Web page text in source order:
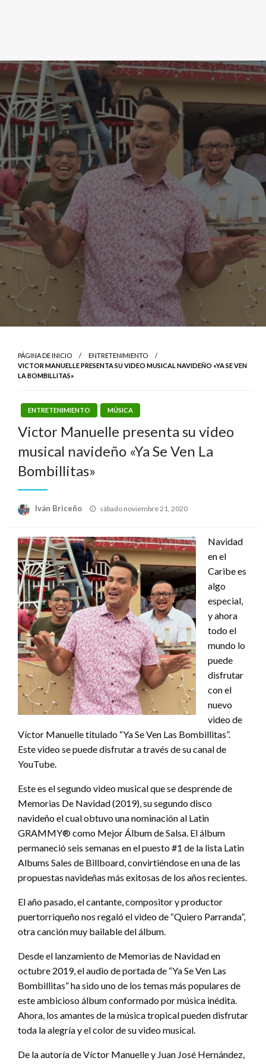
PÁGINA DE INICIO
ENTRETENIMIENTO
VICTOR MANUELLE PRESENTA SU VIDEO MUSICAL NAVIDEÑO «YA SE VEN
LA BOMBILLITAS»
ENTRETENIMIENTO MÚSICA
Victor Manuelle presenta su video
musical navideño «Ya Se Ven La
Bombillitas»
Iván Briceño
Publicado
sábado noviembre 21, 2020
Navidad
en el
Caribe es
algo
especial,
y ahora
todo el
mundo lo
puede
disfrutar
con el
nuevo
video de
Víctor Manuelle titulado “Ya Se Ven Las Bombillitas”.
Este video se puede disfrutar a través de su canal de
YouTube.
Este es el segundo video musical que se desprende de
Memorias De Navidad (2019), su segundo disco
navideño el cual obtuvo una nominación al Latin
GRAMMY® como Mejor Álbum de Salsa. El álbum
permaneció seis semanas en el puesto #1 de la lista Latin
Albums Sales de Billboard, convirtiéndose en una de las
propuestas navideñas más exitosas de los años recientes.
El año pasado, el cantante, compositor y productor
puertorriqueño nos regaló el video de “Quiero Parranda”,
otra canción muy bailable del álbum.
Desde el lanzamiento de Memorias de Navidad en
octubre 2019, el audio de portada de “Ya Se Ven Las
Bombillitas” ha sido uno de los temas más populares de
este ambicioso álbum conformado por música inédita.
Ahora, los amantes de la música tropical pueden disfrutar
toda la alegría y el color de su video musical.
De la autoría de Víctor Manuelle y Juan José Hernández,